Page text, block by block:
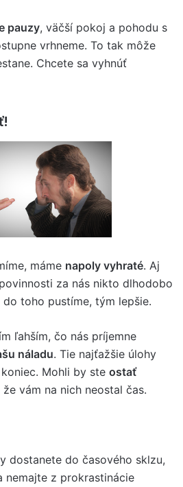
pauzy, väčší pokoj a pohodu s
vrhneme. To tak môže
Chcete sa vyhnúť
máme napoly vyhraté. Aj
za nás nikto dlhodobo
toho pustíme, tým lepšie.
ľahším, čo nás príjemne
náladu. Tie najťažšie úlohy
Mohli by ste ostať
vám na nich neostal čas.
dostanete do časového sklzu,
nemajte z prokrastinácie